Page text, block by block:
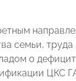
семьи,
о
ЦКС